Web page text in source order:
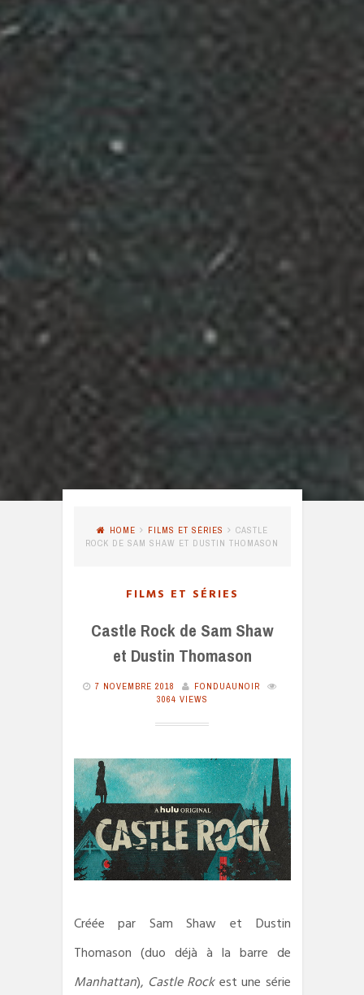
HOME FILMS ET SÉRIES
CASTLE
ROCK DE SAM SHAW ET DUSTIN THOMASON
FILMS ET SÉRIES
Castle Rock de Sam Shaw
et Dustin Thomason
7 NOVEMBRE 2018
FONDUAUNOIR
3064 VIEWS
Créée par Sam Shaw et Dustin
Thomason (duo déjà à la barre de
Manhattan), Castle Rockest une série